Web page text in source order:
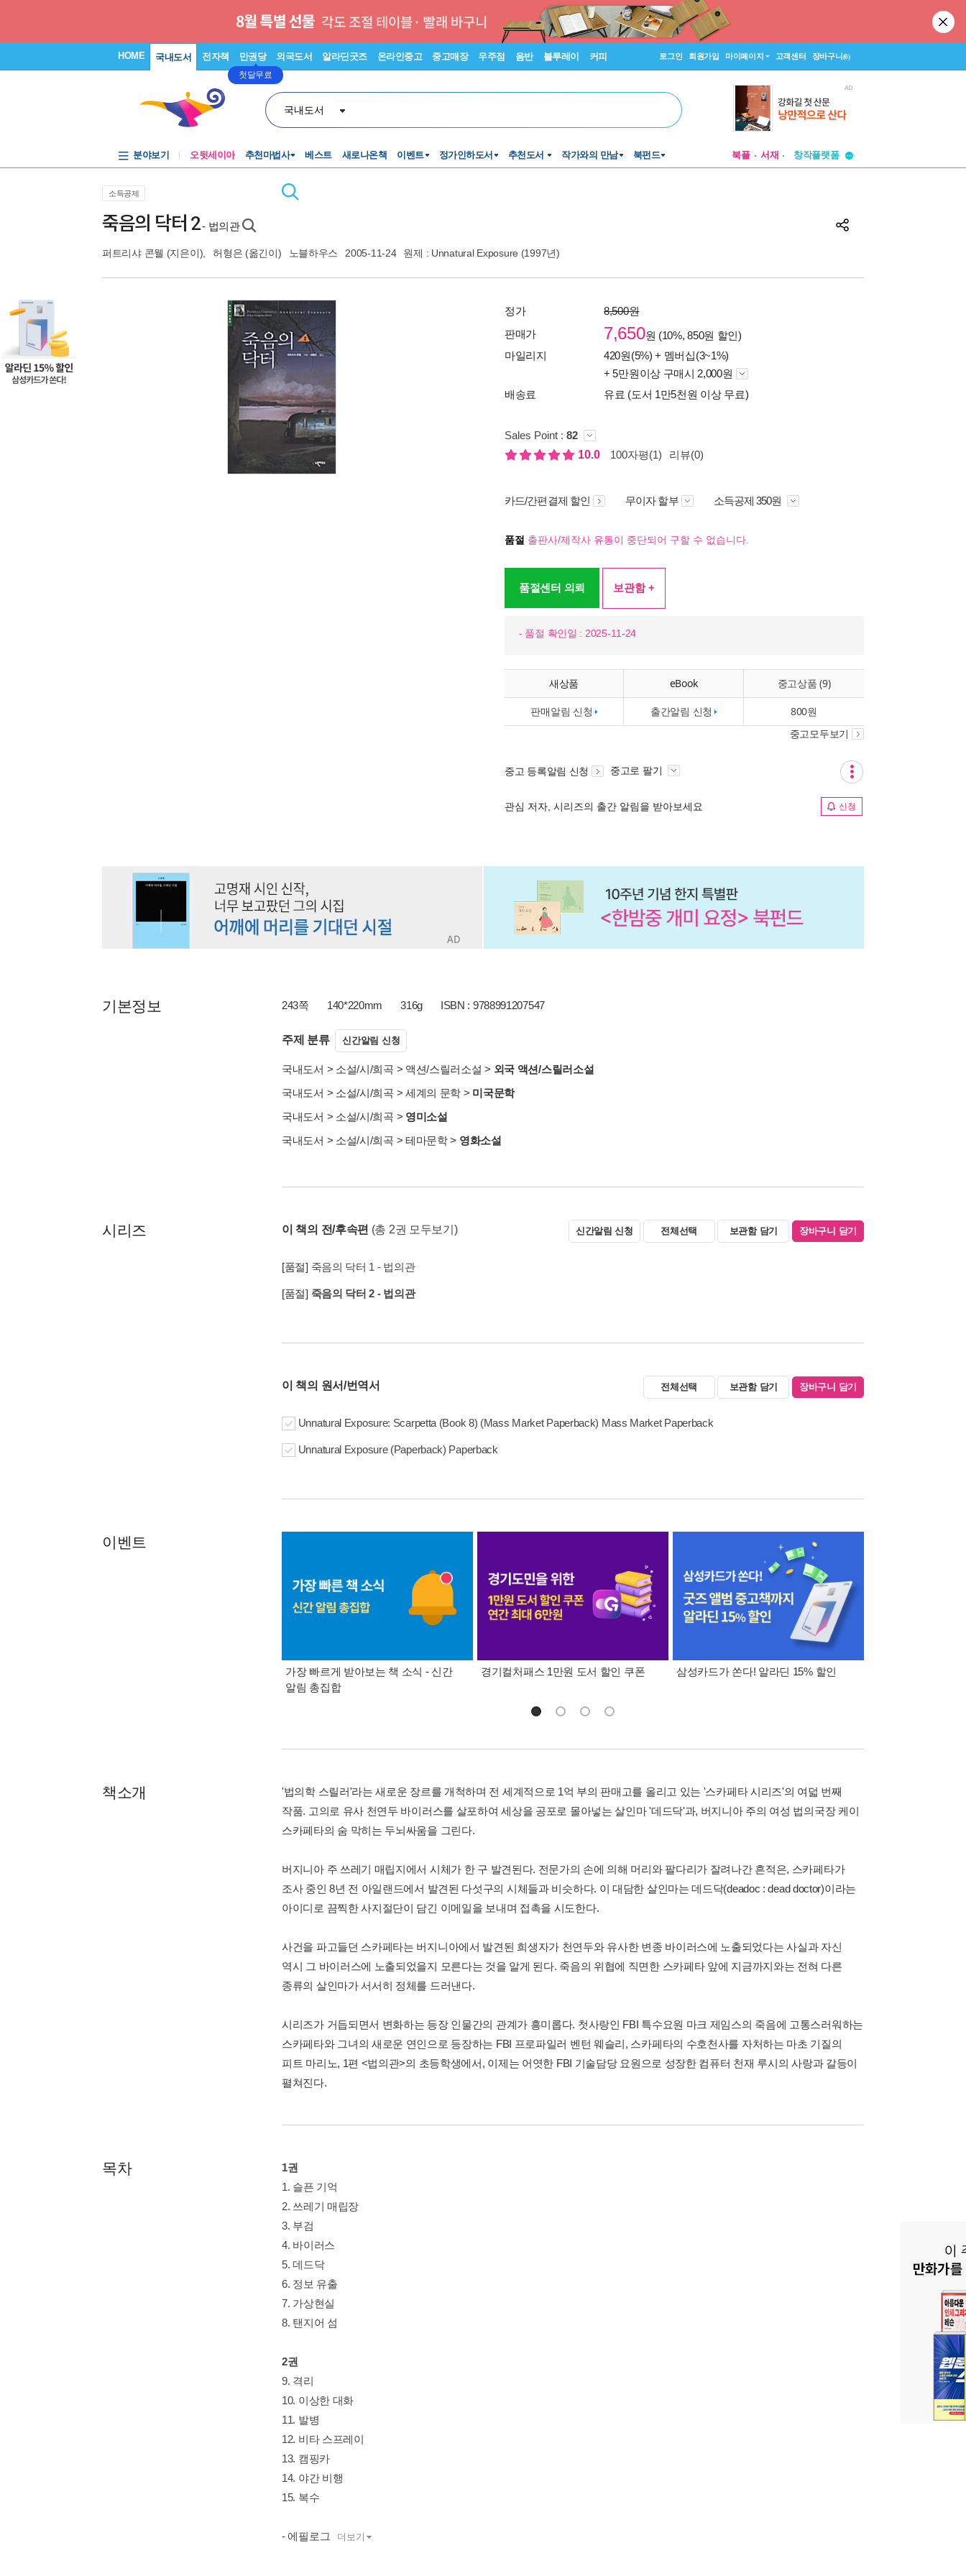
HOME 국내도서 전자책 만권당
첫달무료
외국도서 알라딘굿즈 온라인중고 중고매장 우주점 음반 블루레이 커피 로그인 회원가입 마이페이지 고객센터 장바구니(0)
국내도서
분야보기 오뒷세이아 추천마법사 베스트 새로나온책 이벤트 정가인하도서 추천도서 작가와의 만남 북펀드 북플 서재
투비컨티뉴드
투비컨티뉴드
소득공제
죽음의 닥터 2- 법의관
퍼트리샤 콘웰 (지은이), 허형은 (옮긴이) 노블하우스 2005-11-24 원제 : Unnatural Exposure (1997년)
정가
8,500원
판매가
7,650원 (10%, 850원 할인)
마일리지
420원(5%) + 멤버십(3~1%)
+ 5만원이상 구매시 2,000원
배송료
유료 (도서 1만5천원 이상 무료)
Sales Point : 82
10.0
100자평(1) 리뷰(0)
카드/간편결제 할인 무이자 할부 소득공제 350원
품절 출판사/제작사 유통이 중단되어 구할 수 없습니다.
품절센터 의뢰 보관함 +
- 품절 확인일 : 2025-11-24
새상품 eBook 중고상품 (9)
판매알림 신청 출간알림 신청 800원
중고모두보기
중고 등록알림 신청 중고로 팔기
관심 저자, 시리즈의 출간 알림을 받아보세요 신청
기본정보 243쪽 140*220mm 316g ISBN : 9788991207547
주제 분류 신간알림 신청
국내도서 > 소설/시/희곡 > 액션/스릴러소설 > 외국 액션/스릴러소설
국내도서 > 소설/시/희곡 > 세계의 문학 > 미국문학
국내도서 > 소설/시/희곡 > 영미소설
국내도서 > 소설/시/희곡 > 테마문학> 영화소설
시리즈 이 책의 전/후속편 (총 2권 모두보기) 신간알림 신청 전체선택 보관함 담기 장바구니 담기
[품절] 죽음의 닥터 1 - 법의관
[품절] 죽음의 닥터 2 - 법의관
이 책의 원서/번역서 전체선택 보관함 담기 장바구니 담기
Unnatural Exposure: Scarpetta (Book 8) (Mass Market Paperback) Mass Market Paperback
Unnatural Exposure (Paperback) Paperback
이벤트
가장 빠르게 받아보는 책 소식 - 신간
알림 총집합
경기컬처패스 1만원 도서 할인 쿠폰 삼성카드가 쏜다! 알라딘 15% 할인
책소개
'법의학 스릴러'라는 새로운 장르를 개척하며 전 세계적으로 1억 부의 판매고를 올리고 있는 '스카페타 시리즈'의 여덟 번째
작품. 고의로 유사 천연두 바이러스를 살포하여 세상을 공포로 몰아넣는 살인마 '데드닥'과, 버지니아 주의 여성 법의국장 케이
스카페타의 숨 막히는 두뇌싸움을 그린다.
버지니아 주 쓰레기 매립지에서 시체가 한 구 발견된다. 전문가의 손에 의해 머리와 팔다리가 잘려나간 흔적은, 스카페타가
조사 중인 8년 전 아일랜드에서 발견된 다섯구의 시체들과 비슷하다. 이 대담한 살인마는 데드닥(deadoc : dead doctor)이라는
아이디로 끔찍한 사지절단이 담긴 이메일을 보내며 접촉을 시도한다.
사건을 파고들던 스카페타는 버지니아에서 발견된 희생자가 천연두와 유사한 변종 바이러스에 노출되었다는 사실과 자신
역시 그 바이러스에 노출되었을지 모른다는 것을 알게 된다. 죽음의 위협에 직면한 스카페타 앞에 지금까지와는 전혀 다른
종류의 살인마가 서서히 정체를 드러낸다.
시리즈가 거듭되면서 변화하는 등장 인물간의 관계가 흥미롭다. 첫사랑인 FBI 특수요원 마크 제임스의 죽음에 고통스러워하는
스카페타와 그녀의 새로운 연인으로 등장하는 FBI 프로파일러 벤턴 웨슬리, 스카페타의 수호천사를 자처하는 마초 기질의
피트 마리노, 1편 <법의관>의 초등학생에서, 이제는 어엿한 FBI 기술담당 요원으로 성장한 컴퓨터 천재 루시의 사랑과 갈등이
펼쳐진다.
목차
1권
1. 슬픈 기억
2. 쓰레기 매립장
3. 부검
4. 바이러스
5. 데드닥
6. 정보 유출
7. 가상현실
8. 탠지어 섬
2권
9. 격리
10. 이상한 대화
11. 발병
12. 비타 스프레이
13. 캠핑카
14. 야간 비행
15. 복수
- 에필로그 더보기